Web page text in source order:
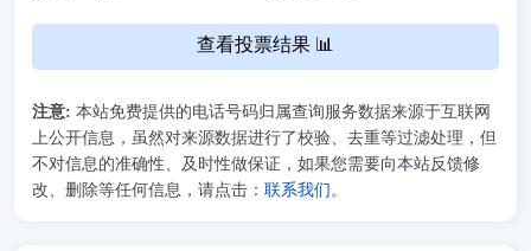
查看投票结果 📊
注意: 本站免费提供的电话号码归属查询服务数据来源于互联网
上公开信息，虽然对来源数据进行了校验、去重等过滤处理，但
不对信息的准确性、及时性做保证，如果您需要向本站反馈修
改、删除等任何信息，请点击： 联系我们 。